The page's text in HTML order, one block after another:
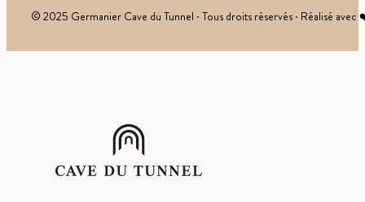
© 2025 Germanier Cave du Tunnel · Tous droits réservés · Réalisé